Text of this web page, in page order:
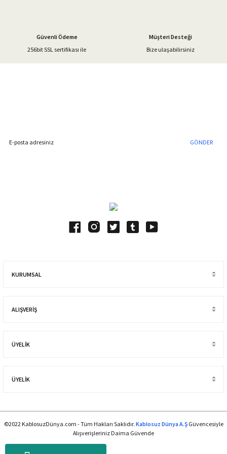
Gönder
Güvenli Ödeme
256bit SSL sertifikası ile
Müşteri Desteği
Bize ulaşabilirsiniz
GÖNDER
KURUMSAL
ALIŞVERIŞ
ÜYELİK
ÜYELİK
©2022 KablosuzDünya.com - Tüm Hakları Saklıdır. Kablosuz Dünya A.ŞGüvencesiyle
Alışverişleriniz Daima Güvende